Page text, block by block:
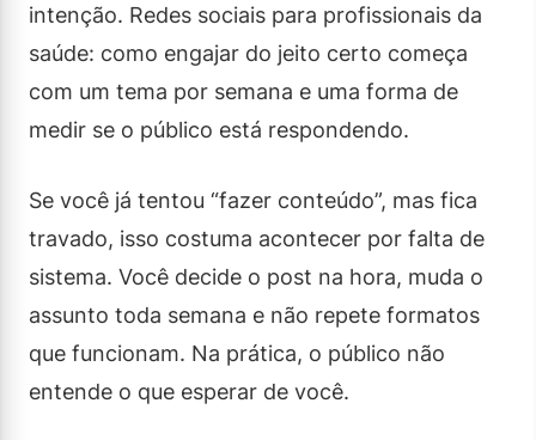
intenção. Redes sociais para profissionais da
saúde: como engajar do jeito certo começa
com um tema por semana e uma forma de
medir se o público está respondendo.
Se você já tentou “fazer conteúdo”, mas fica
travado, isso costuma acontecer por falta de
sistema. Você decide o post na hora, muda o
assunto toda semana e não repete formatos
que funcionam. Na prática, o público não
entende o que esperar de você.